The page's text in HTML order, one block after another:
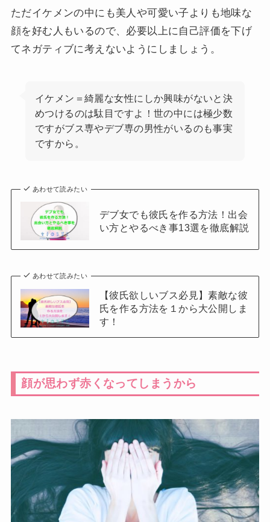
ただイケメンの中にも美人や可愛い子よりも地味な
顔を好む人もいるので、必要以上に自己評価を下げ
てネガティブに考えないようにしましょう。
イケメン＝綺麗な女性にしか興味がないと決
めつけるのは駄目ですよ！世の中には極少数
ですがブス専やデブ専の男性がいるのも事実
ですから。
あわせて読みたい
デブ女でも彼氏を作る方法！出会
い方とやるべき事13選を徹底解説
あわせて読みたい
【彼氏欲しいブス必見】素敵な彼
氏を作る方法を１から大公開しま
す！
顔が思わず赤くなってしまうから